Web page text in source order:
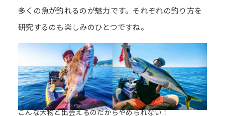
多くの魚が釣れるのが魅力です。それぞれの釣り方を
研究するのも楽しみのひとつですね。
こんな大物と出会えるのだからやめられない！